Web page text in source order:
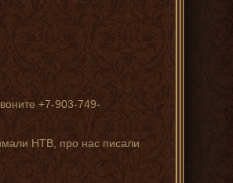
+7-903-749-
НТВ, про нас писали